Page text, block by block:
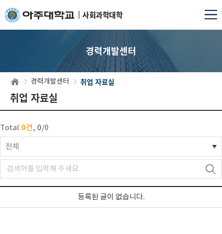
사회과학대학
경력개발센터
경력개발센터 취업 자료실
취업 자료실
Total 0건, 0/0
전체
등록된 글이 없습니다.